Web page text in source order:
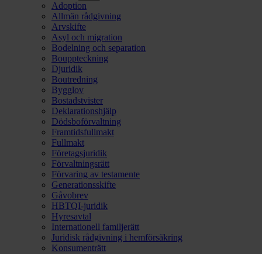
Adoption
Allmän rådgivning
Arvskifte
Asyl och migration
Bodelning och separation
Bouppteckning
Djuridik
Boutredning
Bygglov
Bostadstvister
Deklarationshjälp
Dödsboförvaltning
Framtidsfullmakt
Fullmakt
Företagsjuridik
Förvaltningsrätt
Förvaring av testamente
Generationsskifte
Gåvobrev
HBTQI-juridik
Hyresavtal
Internationell familjerätt
Juridisk rådgivning i hemförsäkring
Konsumenträtt